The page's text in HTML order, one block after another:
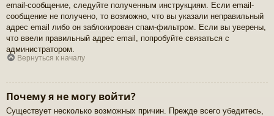
email-сообщение, следуйте полученным инструкциям. Если email-
сообщение не получено, то возможно, что вы указали неправильный
адрес email либо он заблокирован спам-фильтром. Если вы уверены,
что ввели правильный адрес email, попробуйте связаться с
администратором.
Вернуться к началу
Почему я не могу войти?
Существует несколько возможных причин. Прежде всего убедитесь,